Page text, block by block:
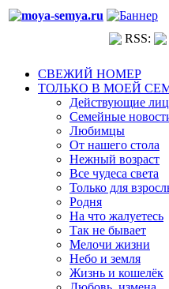
RSS:
СВЕЖИЙ НОМЕР
ТОЛЬКО В МОЕЙ
Действующие
Семейные
Любимцы
От нашего стола
Нежный возраст
Все чудеса света
Только для
Родня
На что жалуетесь
Так не бывает
Мелочи жизни
Небо и земля
Жизнь и кошелёк